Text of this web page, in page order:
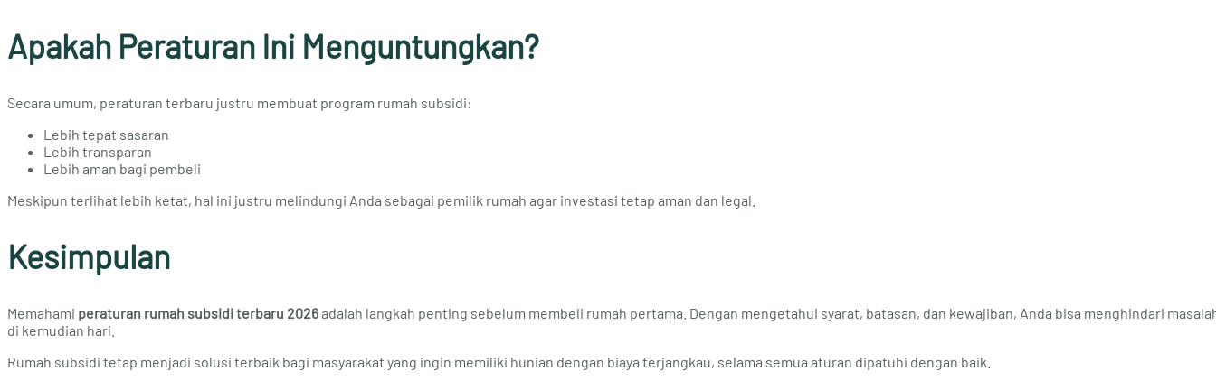
Apakah Peraturan Ini Menguntungkan?
Secara umum, peraturan terbaru justru membuat program rumah subsidi:
Lebih tepat sasaran
Lebih transparan
Lebih aman bagi pembeli
Meskipun terlihat lebih ketat, hal ini justru melindungi Anda sebagai pemilik rumah agar investasi tetap aman dan legal.
Kesimpulan
Memahami peraturan rumah subsidi terbaru 2026adalah langkah penting sebelum membeli rumah pertama. Dengan mengetahui syarat, batasan, dan kewajiban, Anda bisa menghindari
di kemudian hari.
Rumah subsidi tetap menjadi solusi terbaik bagi masyarakat yang ingin memiliki hunian dengan biaya terjangkau, selama semua aturan dipatuhi dengan baik.